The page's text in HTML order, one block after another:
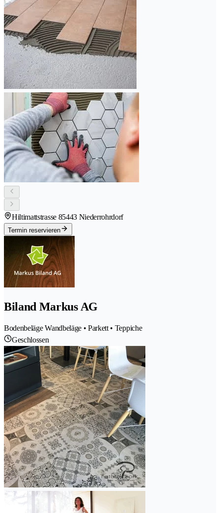
Hiltimattstrasse 85443 Niederrohrdorf
Termin reservieren
Biland Markus AG
Bodenbeläge Wandbeläge • Parkett • Teppiche
Geschlossen